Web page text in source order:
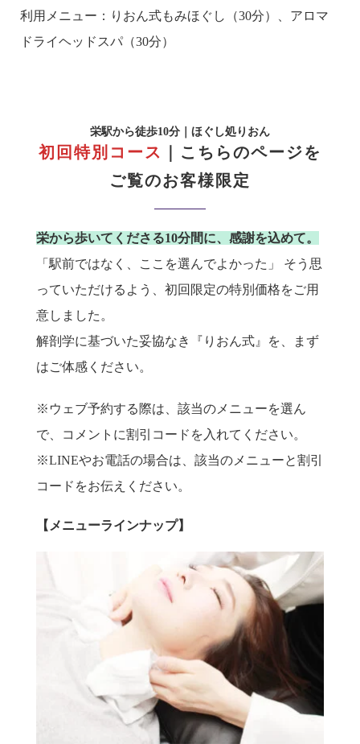
利用メニュー：りおん式もみほぐし（30分）、アロマ
ドライヘッドスパ（30分）
栄駅から徒歩10分｜ほぐし処りおん
初回特別コース
こちらのページを
ご覧のお客様限定
栄から歩いてくださる10分間に、感謝を込めて。
「駅前ではなく、ここを選んでよかった」 そう思
っていただけるよう、初回限定の特別価格をご用
意しました。
解剖学に基づいた妥協なき『りおん式』を、まず
はご体感ください。
※ウェブ予約する際は、該当のメニューを選ん
で、コメントに割引コードを入れてください。
※LINEやお電話の場合は、該当のメニューと割引
コードをお伝えください。
【メニューラインナップ】